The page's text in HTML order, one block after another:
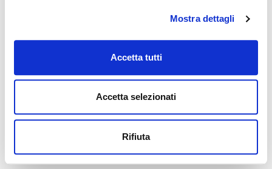
Mostra dettagli
Accetta tutti
Accetta selezionati
Rifiuta